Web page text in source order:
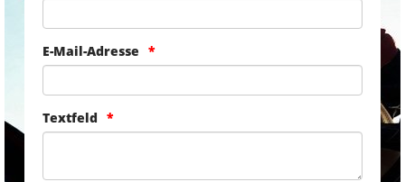
E-Mail-Adresse
Textfeld